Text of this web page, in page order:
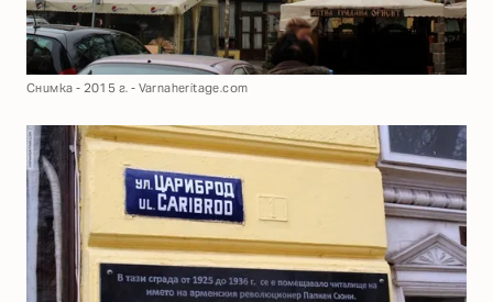
Снимка - 2015 г. - Varnaheritage.com